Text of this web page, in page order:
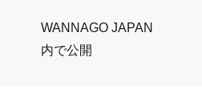
サ
投
稿
WANNAGO JAPAN
内で公開